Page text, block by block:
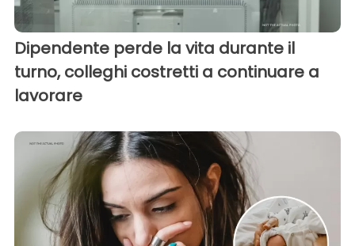
Dipendente perde la vita durante il
turno, colleghi costretti a continuare a
lavorare